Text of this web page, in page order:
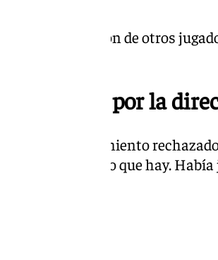
ninguna situación de otros
rechazada por la
ningún planteamiento
salarial. Eso es lo que hay.